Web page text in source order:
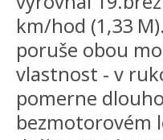
km/hod (1,33
poruše obou
vlastnost - v
pomerne
bezmotorovém